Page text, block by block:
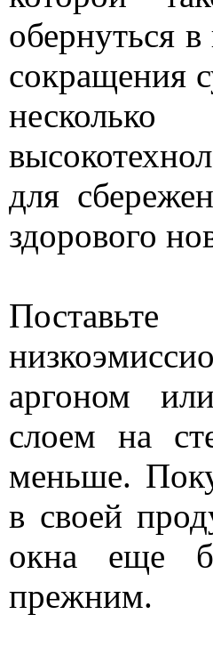
обернуться
сокращения
для
здорового
аргоном
слоем на
меньше.
в своей
окна еще
прежним.